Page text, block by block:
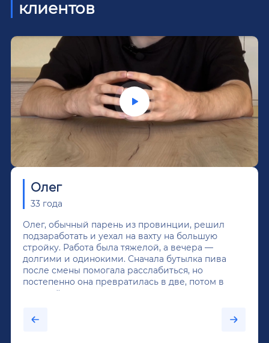
клиентов
Олег
33 года
Олег, обычный парень из провинции, решил
подзаработать и уехал на вахту на большую
стройку. Работа была тяжелой, а вечера —
долгими и одинокими. Сначала бутылка пива
после смены помогала расслабиться, но
постепенно она превратилась в две, потом в
крепкий алкоголь, и вот он уже пил почти
было назначено кодирование по методу
Довженко.